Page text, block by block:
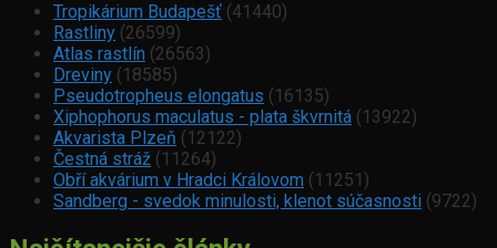
Tropikárium Budapešť (41440)
Rastliny (26599)
Atlas rastlín (26563)
Dreviny (18585)
Pseudotropheus elongatus (16135)
Xiphophorus maculatus - plata škvrnitá (13922)
Akvarista Plzeň (12122)
Čestná stráž (11264)
Obří akvárium v Hradci Královom (11251)
Sandberg - svedok minulosti, klenot súčasnosti (9722)